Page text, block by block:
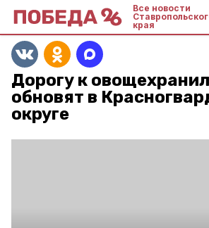
Все новости
края
Дорогу к
обновят в
округе